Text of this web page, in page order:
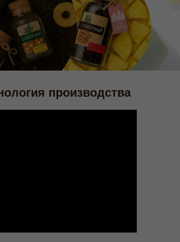
производства